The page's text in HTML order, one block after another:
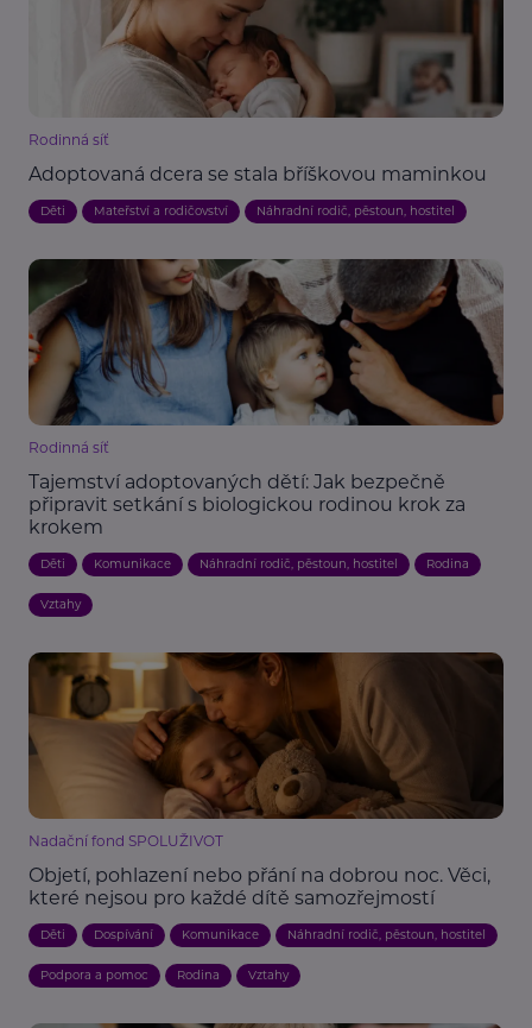
Rodinná síť
Adoptovaná dcera se stala bříškovou maminkou
Děti Mateřství a rodičovství Náhradní rodič, pěstoun, hostitel
Rodinná síť
Tajemství adoptovaných dětí: Jak bezpečně
připravit setkání s biologickou rodinou krok za
krokem
Děti Komunikace Náhradní rodič, pěstoun, hostitel Rodina
Vztahy
Nadační fond SPOLUŽIVOT
Objetí, pohlazení nebo přání na dobrou noc. Věci,
které nejsou pro každé dítě samozřejmostí
Děti Dospívání Komunikace Náhradní rodič, pěstoun, hostitel
Podpora a pomoc Rodina Vztahy